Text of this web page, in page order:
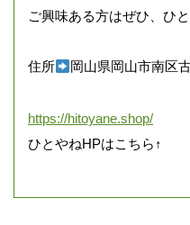
ご興味ある方はぜひ、ひ
住所 岡山県岡山市南区
https://hitoyane.shop/
ひとやねHPはこちら↑